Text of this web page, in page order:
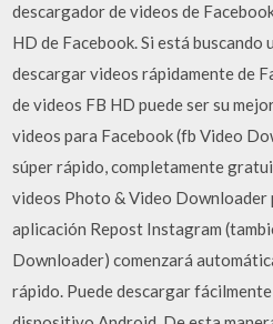
descargador de videos de
HD de Facebook. Si está buscando
descargar videos rápidamente de
de videos FB HD puede ser su
videos para Facebook (fb Video
súper rápido, completamente
videos Photo & Video Downloader
aplicación Repost Instagram
Downloader) comenzará
rápido. Puede descargar